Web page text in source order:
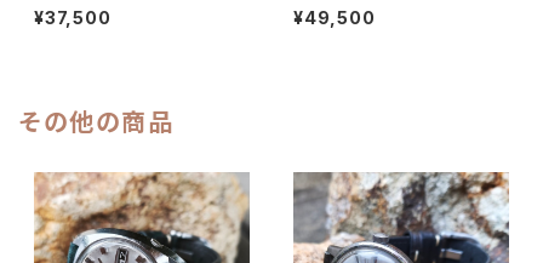
0】【新品9面カット風防】SEIK
O/セイコー 5アクタス 21石 Ca
¥37,500
0】SEIKO/セイコー 5 23石 Ca
l.5126 キャリバー 機械式 自動
¥49,500
その他の商品